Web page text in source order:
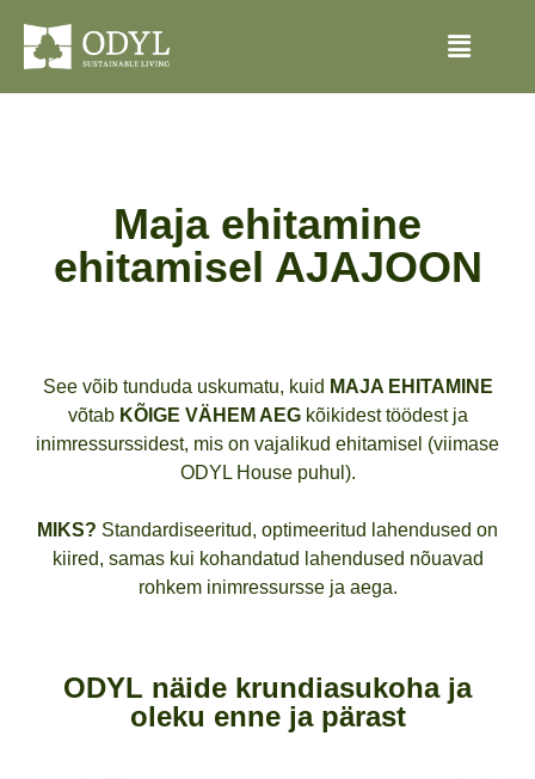
Maja ehitamine
ehitamisel AJAJOON
See võib tunduda uskumatu, kuid MAJA EHITAMINE
võtab KÕIGE VÄHEM AEGkõikidest töödest ja
inimressurssidest, mis on vajalikud ehitamisel (viimase
ODYL House puhul).
MIKS? Standardiseeritud, optimeeritud lahendused on
kiired, samas kui kohandatud lahendused nõuavad
rohkem inimressursse ja aega.
ODYL näide krundiasukoha ja
oleku enne ja pärast​